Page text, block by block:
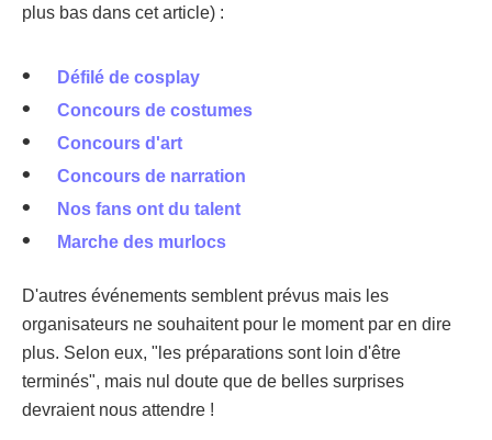
plus bas dans cet article) :
Défilé de cosplay
Concours de costumes
Concours d'art
Concours de narration
Nos fans ont du talent
Marche des murlocs
D'autres événements semblent prévus mais les
organisateurs ne souhaitent pour le moment par en dire
plus. Selon eux, "les préparations sont loin d'être
terminés", mais nul doute que de belles surprises
devraient nous attendre !